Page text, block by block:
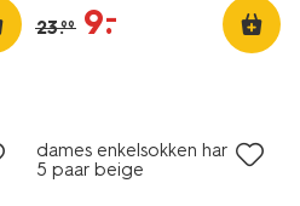
23.99 9.
–
dames enkelsokken hartjes -
5 paar beige